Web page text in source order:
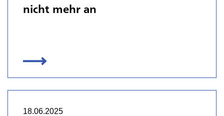
nicht mehr an
18.06.2025